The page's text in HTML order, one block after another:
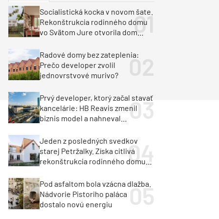
Klimatizácia a vetranie
Milan Murcka
Socialistická kocka v novom šate.
Rekonštrukcia rodinného domu
vo Svätom Jure otvorila dom
Radové domy bez zateplenia:
Prečo developer zvolil
jednovrstvové murivo?
Prvý developer, ktorý začal stavať
kancelárie: HB Reavis zmenil
biznis model a nahneval
Jeden z posledných svedkov
starej Petržalky. Získa citlivá
rekonštrukcia rodinného domu
Pod asfaltom bola vzácna dlažba.
Nádvorie Pistoriho paláca
dostalo novú energiu